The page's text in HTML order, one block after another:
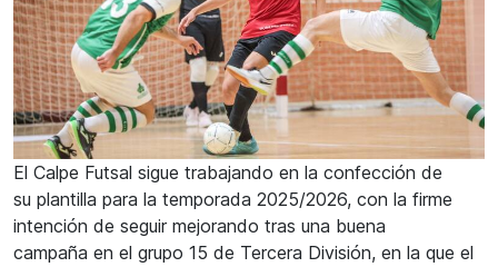
El Calpe Futsal sigue trabajando en la confección de
su plantilla para la temporada 2025/2026, con la firme
intención de seguir mejorando tras una buena
campaña en el grupo 15 de Tercera División, en la que el